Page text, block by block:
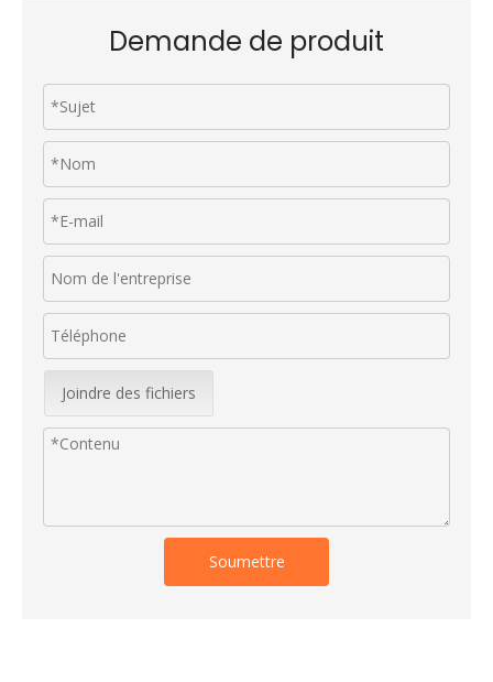
Demande de produit
Joindre des fichiers
Soumettre